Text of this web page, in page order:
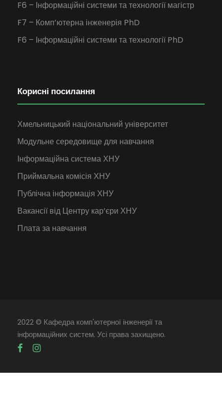
F6 – Інформаційні системи та технології магістр
F7 – Комп’ютерна інженерія PhD
F6 – Інформаційні системи та технології PhD
Корисні посилання
Хмельницький національний університет
Модульне середовище для навчання
Інформаційна система ХНУ
Приймальна комісія ХНУ
Публічна інформація ХНУ
Вакансії від Центру кар’єри ХНУ
Плата за навчання
2022 © Кафедра комп'ютерної інженерії та
інформаційних систем. Усі права захищено.